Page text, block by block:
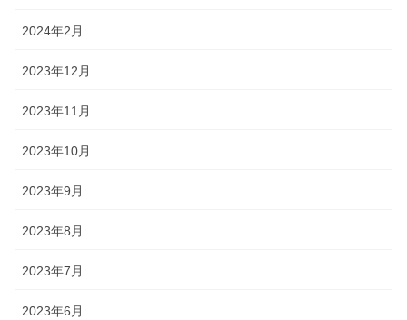
2024年2月
2023年12月
2023年11月
2023年10月
2023年9月
2023年8月
2023年7月
2023年6月